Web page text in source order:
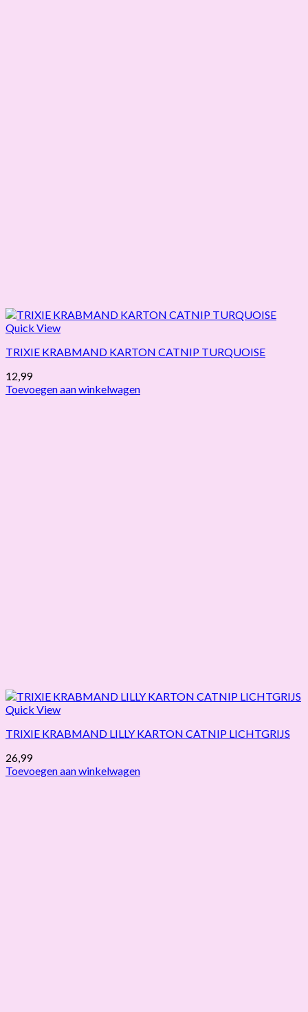
Quick View
TRIXIE KRABMAND KARTON CATNIP TURQUOISE
12,99
Toevoegen aan winkelwagen
Quick View
TRIXIE KRABMAND LILLY KARTON CATNIP LICHTGRIJS
26,99
Toevoegen aan winkelwagen